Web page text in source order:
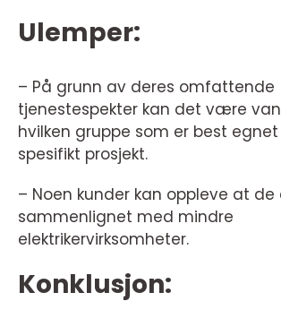
Ulemper:
– På grunn av deres omfattende
tjenestespekter kan det være
hvilken gruppe som er best
spesifikt prosjekt.
– Noen kunder kan oppleve at
sammenlignet med mindre
elektrikervirksomheter.
Konklusjon: